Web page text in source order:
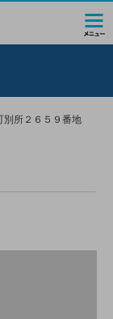
所２６５９番地